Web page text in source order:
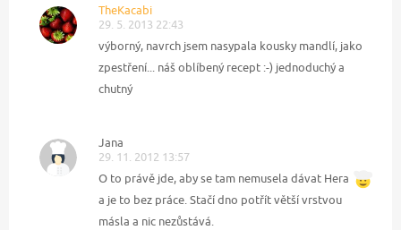
TheKacabi
29. 5. 2013 22:43
výborný, navrch jsem nasypala kousky mandlí, jako
zpestření... náš oblíbený recept :-) jednoduchý a
chutný
Jana
29. 11. 2012 13:57
O to právě jde, aby se tam nemusela dávat Hera
a je to bez práce. Stačí dno potřít větší vrstvou
másla a nic nezůstává.